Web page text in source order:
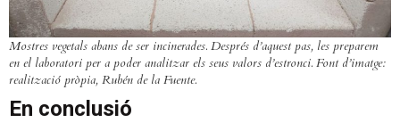
Mostres vegetals abans de ser incinerades. Després d’aquest pas, les preparem
en el laboratori per a poder analitzar els seus valors d’estronci. Font d’imatge:
realització pròpia, Rubén de la Fuente.
En conclusió